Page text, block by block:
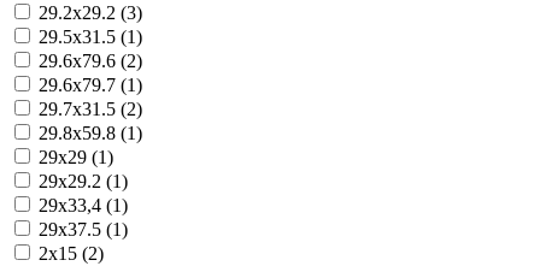
29.2x29.2 (3)
29.5x31.5 (1)
29.6x79.6 (2)
29.6x79.7 (1)
29.7x31.5 (2)
29.8x59.8 (1)
29x29 (1)
29x29.2 (1)
29x33,4 (1)
29x37.5 (1)
2x15 (2)